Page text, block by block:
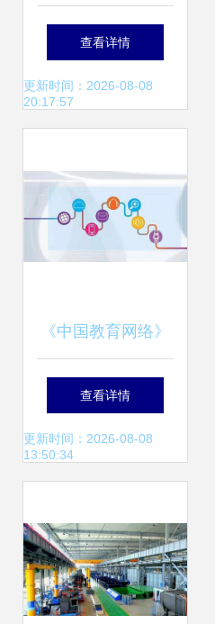
能工厂 信息技术服
务的新引擎
查看详情
更新时间：2026-08-08
20:17:57
《中国教育网络》
回顾2019 互联网
信息技术服务的十
查看详情
更新时间：2026-08-08
13:50:34